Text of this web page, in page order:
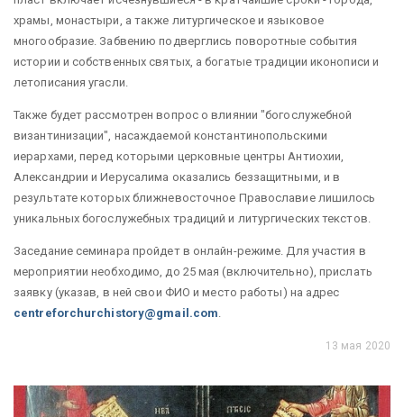
храмы, монастыри, а также литургическое и языковое
многообразие. Забвению подверглись поворотные события
истории и собственных святых, а богатые традиции иконописи и
летописания угасли.
Также будет рассмотрен вопрос о влиянии "богослужебной
византинизации", насаждаемой константинопольскими
иерархами, перед которыми церковные центры Антиохии,
Александрии и Иерусалима оказались беззащитными, и в
результате которых ближневосточное Православие лишилось
уникальных богослужебных традиций и литургических текстов.
Заседание семинара пройдет в онлайн-режиме. Для участия в
мероприятии необходимо, до 25 мая (включительно), прислать
заявку (указав, в ней свои ФИО и место работы) на адрес
centreforchurchistory@gmail.com.
13 мая 2020